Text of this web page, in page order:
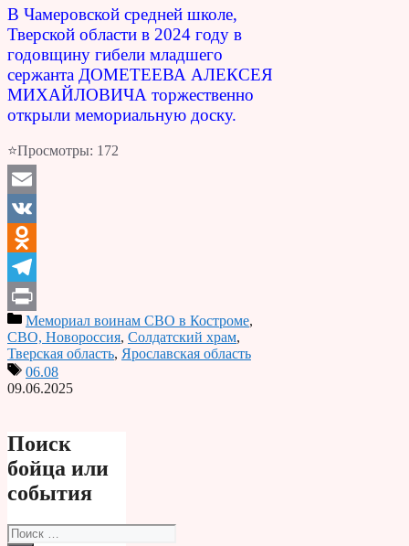
В Чамеровской средней школе,
Тверской области в 2024 году в
годовщину гибели младшего
сержанта ДОМЕТЕЕВА АЛЕКСЕЯ
МИХАЙЛОВИЧА торжественно
открыли мемориальную доску.
⭐Просмотры: 172
Email
VK
Odnoklassniki
Telegram
PrintМемориал воинам СВО в Костроме,
СВО, Новороссия, Солдатский храм,
Тверская область, Ярославская область
06.08
09.06.2025
Поиск
бойца или
события
Поиск: